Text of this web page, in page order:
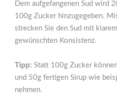
Dem aufgefangenen Sud wird
100g Zucker hinzugegeben.
strecken Sie den Sud mit
gewünschten Konsistenz.
Tipp: Statt 100g Zucker
und 50g fertigen Sirup wie
nehmen.